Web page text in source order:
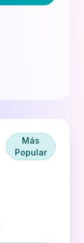
Más
Popular